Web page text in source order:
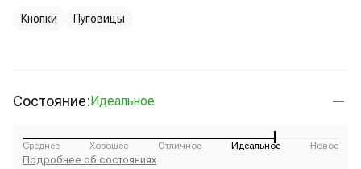
Кнопки
Пуговицы
Состояние:Идеальное
Среднее Хорошее Отличное Идеальное Новое
Подробнее об состояниях